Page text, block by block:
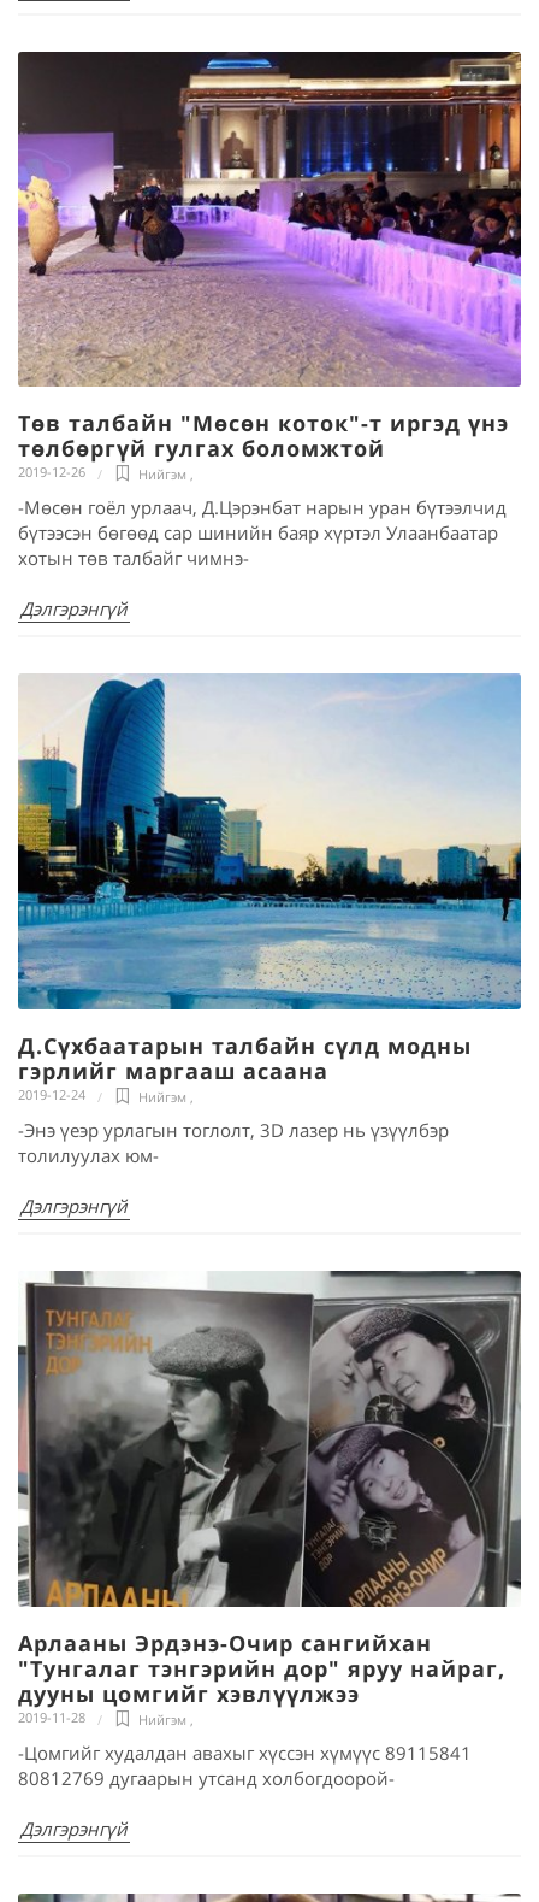
Төв талбайн "Мөсөн коток"-т иргэд үнэ
төлбөргүй гулгах боломжтой
2019-12-26 Нийгэм ,
-Мөсөн гоёл урлаач, Д.Цэрэнбат нарын уран бүтээлчид
бүтээсэн бөгөөд сар шинийн баяр хүртэл Улаанбаатар
хотын төв талбайг чимнэ-
Дэлгэрэнгүй
Д.Сүхбаатарын талбайн сүлд модны
гэрлийг маргааш асаана
2019-12-24 Нийгэм ,
-Энэ үеэр урлагын тоглолт, 3D лазер нь үзүүлбэр
толилуулах юм-
Дэлгэрэнгүй
Арлааны Эрдэнэ-Очир сангийхан
"Тунгалаг тэнгэрийн дор" яруу найраг,
дууны цомгийг хэвлүүлжээ
2019-11-28 Нийгэм ,
-Цомгийг худалдан авахыг хүссэн хүмүүс 89115841
80812769 дугаарын утсанд холбогдоорой-
Дэлгэрэнгүй